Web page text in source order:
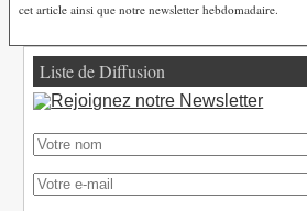
cet article ainsi que notre newsletter hebdomadaire.
Liste de Diffusion